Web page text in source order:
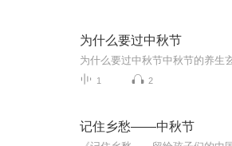
为什么要过中秋节
1 2
记住乡愁——中秋节